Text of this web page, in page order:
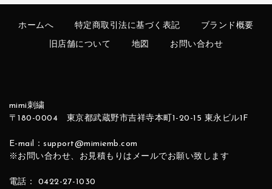
ホームへ 特定商取引法に基づく表記 ブランド概要
旧店舗について 地図 お問い合わせ
mimi刺繍
〒180-0004 東京都武蔵野市吉祥寺本町1-20-15 東永ビル1F
E-mail：support@mimiemb.com
※お問い合わせ、お見積もりはメールでお願い致します
電話： 0422-27-1030